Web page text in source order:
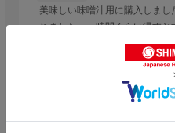
美味しい味噌汁用に購入しま
れました、一時間くらい浸す
参考になった